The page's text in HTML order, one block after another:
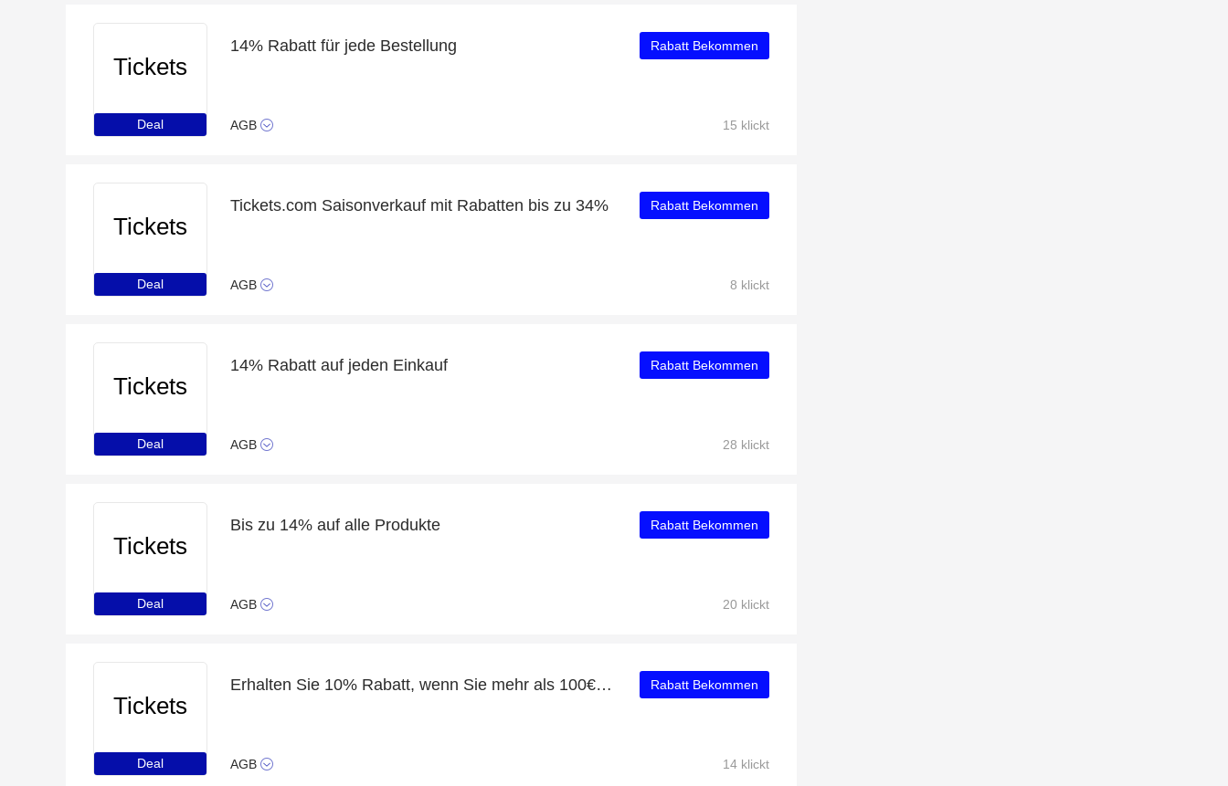
Tickets
Deal
14% Rabatt für jede Bestellung
AGB
Rabatt Bekommen
15 klickt
Tickets
Deal
Tickets.com Saisonverkauf mit Rabatten bis zu 34%
AGB
Rabatt Bekommen
8 klickt
Tickets
Deal
14% Rabatt auf jeden Einkauf
AGB
Rabatt Bekommen
28 klickt
Tickets
Deal
Bis zu 14% auf alle Produkte
AGB
Rabatt Bekommen
20 klickt
Tickets
Deal
Erhalten Sie 10% Rabatt, wenn Sie mehr als 100€ ausgeben
AGB
Rabatt Bekommen
14 klickt